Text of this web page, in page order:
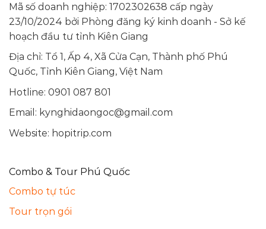
Mã số doanh nghiệp: 1702302638 cấp ngày
23/10/2024 bởi Phòng đăng ký kinh doanh - Sở kế
hoạch đầu tư tỉnh Kiên Giang
Địa chỉ: Tổ 1, Ấp 4, Xã Cửa Cạn, Thành phố Phú
Quốc, Tỉnh Kiên Giang, Việt Nam
Hotline: 0901 087 801
Email: kynghidaongoc@gmail.com
Website: hopitrip.com
Combo & Tour Phú Quốc
Combo tự túc
Tour trọn gói